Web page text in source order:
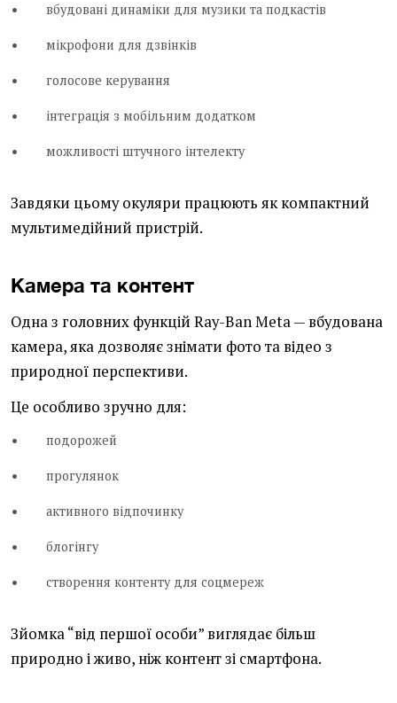
вбудовані динаміки для музики та подкастів
мікрофони для дзвінків
голосове керування
інтеграція з мобільним додатком
можливості штучного інтелекту
Завдяки цьому окуляри працюють як компактний
мультимедійний пристрій.
Камера та контент
Одна з головних функцій Ray-Ban Meta — вбудована
камера, яка дозволяє знімати фото та відео з
природної перспективи.
Це особливо зручно для:
подорожей
прогулянок
активного відпочинку
блогінгу
створення контенту для соцмереж
Зйомка “від першої особи” виглядає більш
природно і живо, ніж контент зі смартфона.